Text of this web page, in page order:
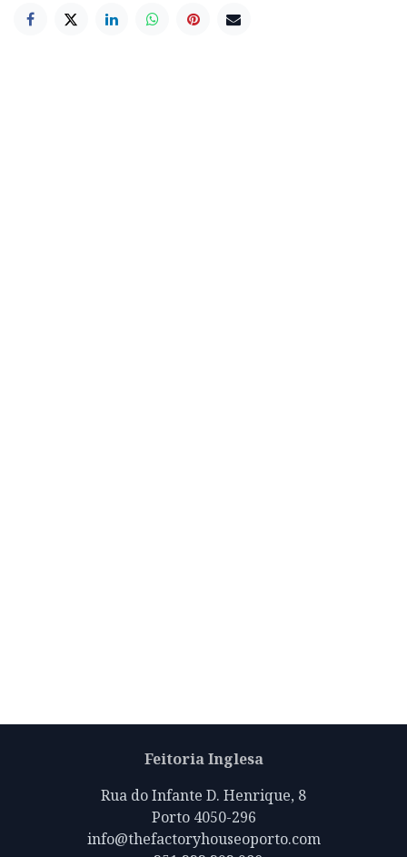
Feitoria Inglesa
Rua do Infante D. Henrique, 8
Porto 4050-296
info@thefactoryhouseoporto.com